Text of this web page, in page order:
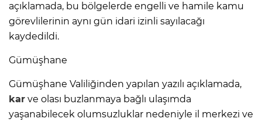
açıklamada, bu bölgelerde engelli ve hamile kamu
görevlilerinin aynı gün idari izinli sayılacağı
kaydedildi.
Gümüşhane
Gümüşhane Valiliğinden yapılan yazılı açıklamada,
kar ve olası buzlanmaya bağlı ulaşımda
yaşanabilecek olumsuzluklar nedeniyle il merkezi ve